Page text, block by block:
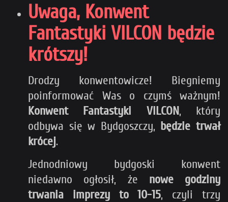
Uwaga, Konwent
Fantastyki VILCON będzie
krótszy!
Drodzy konwentowicze! Biegniemy
poinformować Was o czymś ważnym!
Konwent Fantastyki VILCON, który
odbywa się w Bydgoszczy, będzie trwał
krócej.
Jednodniowy bydgoski konwent
niedawno ogłosił, że nowe godziny
trwania imprezy to 10-15, czyli trzy